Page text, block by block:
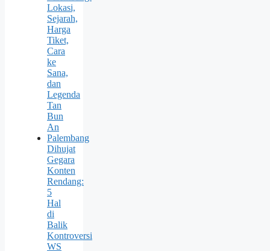
Lokasi,
Sejarah,
Harga
Tiket,
Cara
ke
Sana,
dan
Legenda
Tan
Bun
An
Palembang
Dihujat
Gegara
Konten
Rendang:
5
Hal
di
Balik
Kontroversi
WS